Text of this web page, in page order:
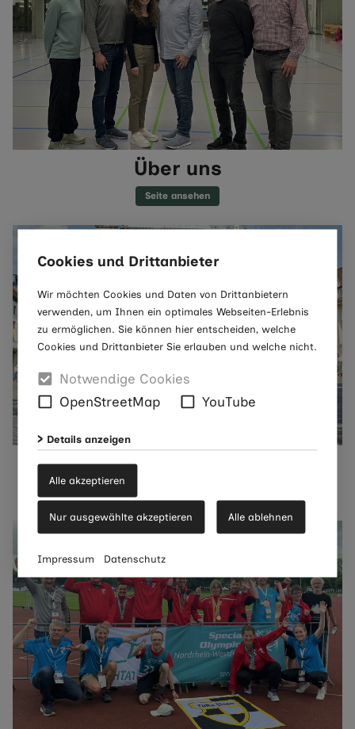
Cookies und Drittanbieter
Wir möchten Cookies und Daten von Drittanbietern
verwenden, um Ihnen ein optimales Webseiten-Erlebnis
zu ermöglichen. Sie können hier entscheiden, welche
Cookies und Drittanbieter Sie erlauben und welche nicht.
Notwendige Cookies
OpenStreetMap
YouTube
Details anzeigen
Alle akzeptieren
Nur ausgewählte akzeptieren Alle ablehnen
Impressum Datenschutz
Über uns
Seite ansehen
Aktivitäten